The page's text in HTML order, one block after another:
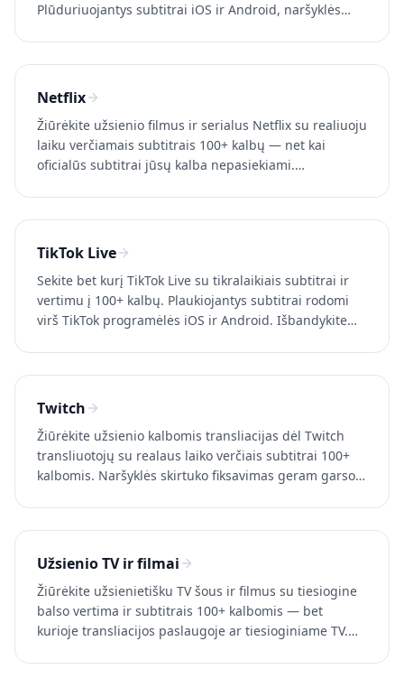
Plūduriuojantys subtitrai iOS ir Android, naršyklės
Netflix
Žiūrėkite užsienio filmus ir serialus Netflix su realiuoju
laiku verčiamais subtitrais 100+ kalbų — net kai
oficialūs subtitrai jūsų kalba nepasiekiami.
TikTok Live
Sekite bet kurį TikTok Live su tikralaikiais subtitrai ir
vertimu į 100+ kalbų. Plaukiojantys subtitrai rodomi
virš TikTok programėlės iOS ir Android. Išbandykite
Twitch
Žiūrėkite užsienio kalbomis transliacijas dėl Twitch
transliuotojų su realaus laiko verčiais subtitrai 100+
kalbomis. Naršyklės skirtuko fiksavimas geram garso
Užsienio TV ir filmai
Žiūrėkite užsienietišku TV šous ir filmus su tiesiogine
balso vertima ir subtitrais 100+ kalbomis — bet
kurioje transliacijos paslaugoje ar tiesioginiame TV.